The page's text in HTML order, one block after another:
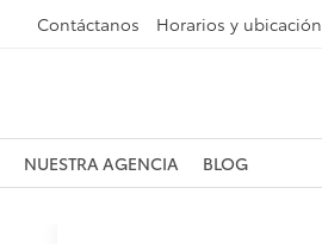
Contáctanos Horarios y ubicación
NUESTRA AGENCIA BLOG